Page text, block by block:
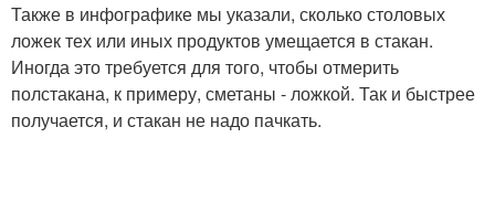
Также в инфографике мы указали, сколько столовых
ложек тех или иных продуктов умещается в стакан.
Иногда это требуется для того, чтобы отмерить
полстакана, к примеру, сметаны - ложкой. Так и быстрее
получается, и стакан не надо пачкать.